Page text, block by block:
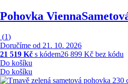
Pohovka Vienna
(1)
Doručíme od 21. 10. 2026
21 519 Kč s kódem26 899 Kč bez kódu
Do košíku
Do košíku